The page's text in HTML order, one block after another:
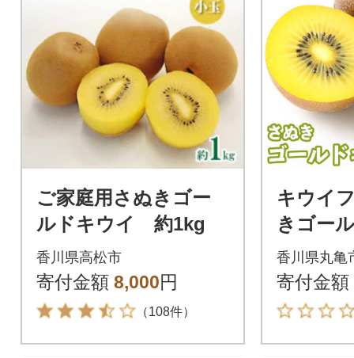
ご家庭用さぬきゴー
ルドキウイ 約1kg
香川県高松市
寄付金額 8,000円
（108件）
キウイ
きゴー
温 香川
送:10月
香川県丸亀
寄付金額